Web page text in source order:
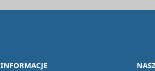
INFORMACJE